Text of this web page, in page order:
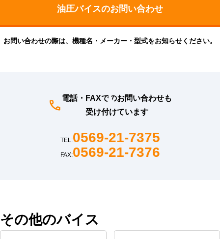
お問い合わせの際は、機種名・メーカー・型式をお知らせください。
電話・FAXでのお問い合わせも
受け付けています
TEL:0569-21-7375
FAX:0569-21-7376
その他のバイス